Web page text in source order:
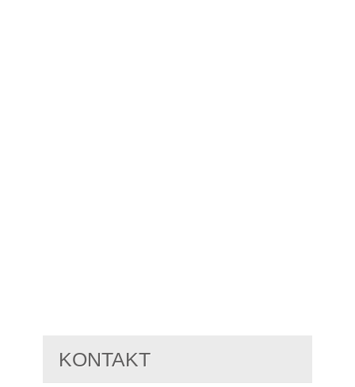
KONTAKT